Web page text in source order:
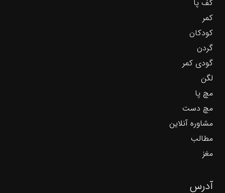
کف پا
کمر
کودکان
گردن
گودی کمر
لگن
مچ پا
مچ دست
مشاوره آنلاین
مطالب
مغز
آدرس